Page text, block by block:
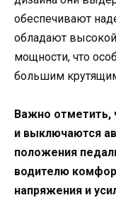
обеспечивают
обладают
мощности, что
большим
Важно
и выключаются
положения
водителю
напряжения и